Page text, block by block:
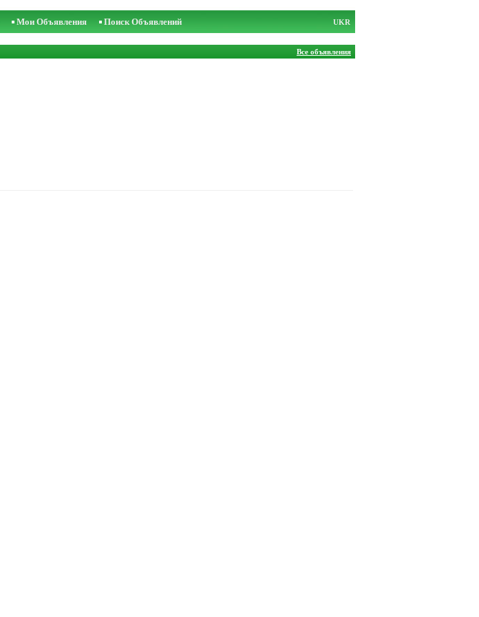
Мои Объявления Поиск Объявлений UKR
Все объявления